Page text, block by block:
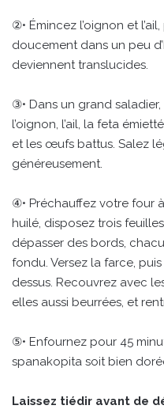
②• Émincez l’oignon et
doucement dans un peu
deviennent translucides.
③• Dans un grand
l’oignon, l’ail, la feta
et les œufs battus. Salez
généreusement.
④• Préchauffez votre four
huilé, disposez trois
dépasser des bords,
fondu. Versez la farce,
dessus. Recouvrez avec
elles aussi beurrées, et
⑤• Enfournez pour 45
spanakopita soit bien
Laissez tiédir avant de